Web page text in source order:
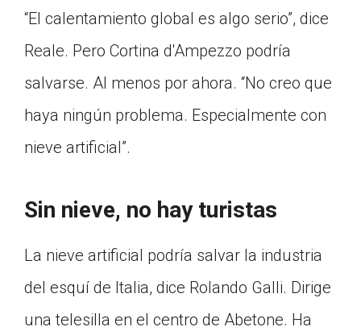
“El calentamiento global es algo serio”, dice
Reale. Pero Cortina d'Ampezzo podría
salvarse. Al menos por ahora. “No creo que
haya ningún problema. Especialmente con
nieve artificial”.
Sin nieve, no hay turistas
La nieve artificial podría salvar la industria
del esquí de Italia, dice Rolando Galli. Dirige
una telesilla en el centro de Abetone. Ha